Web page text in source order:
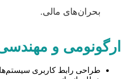
بحران‌های مالی.
ارگونومی و
طراحی رابط کاربری